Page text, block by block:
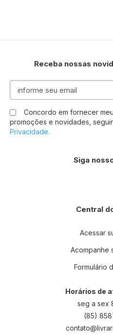
Receba nossas
Inscreva-
nossa
Newsletter:
Concordo em fornecer
promoções e novidades,
Privacidade.
Siga
Central
Acessar
Acompanhe
Formulário
Horários de
seg a sex
(85)